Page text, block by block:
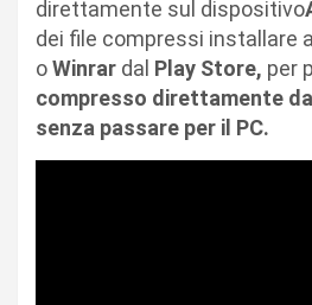
direttamente sul dispositivo
dei file compressi installare
oWinrar dal Play Store, per
compresso direttamente
senza passare per il PC.